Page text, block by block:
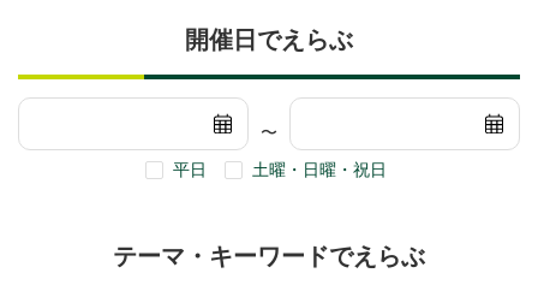
開催日でえらぶ
〜
平日
土曜・日曜・祝日
テーマ・キーワードでえらぶ